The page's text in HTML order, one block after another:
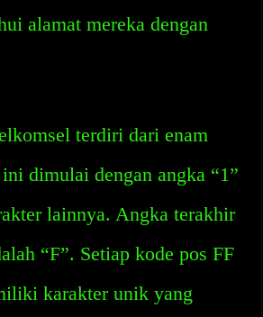
alamat mereka dengan
terdiri dari enam
dimulai dengan angka “1”
lainnya. Angka terakhir
“F”. Setiap kode pos FF
karakter unik yang